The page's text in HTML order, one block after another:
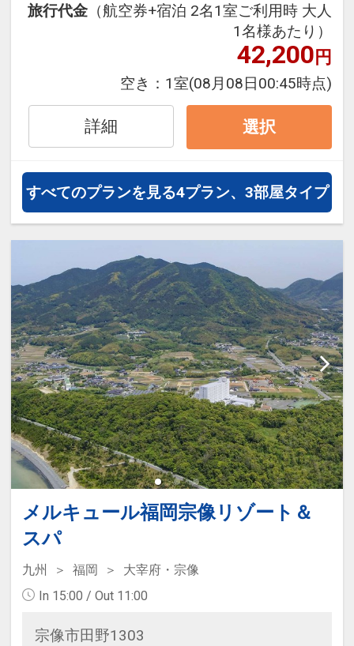
フライトと宿泊を自由に組み合わせ
できるダイナミックパッケージだか
ら、一都市滞在はもちろん周遊旅行
にも最適！
旅行期間中の1泊だけの宿泊や延
泊・飛び泊なども自由自在です。
JALマイレージ会員の方にはフライ
旅行代金 （航空券+宿泊 2名1室ご利用時 大人
1名様あたり）
42,200円
空き： 1室(08月08日00:45時点)
詳細 選択
すべてのプランを見る4プラン、3部屋タイプ
メルキュール福岡宗像リゾート＆
スパ
九州 福岡
大宰府・宗像
In 15:00 / Out 11:00
宗像市田野1303